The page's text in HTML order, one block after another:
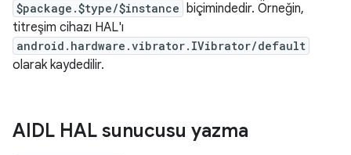
$package.$type/$instance biçimindedir. Örneğin,
titreşim cihazı HAL'ı
android.hardware.vibrator.IVibrator/default
olarak kaydedilir.
AIDL HAL sunucusu yazma